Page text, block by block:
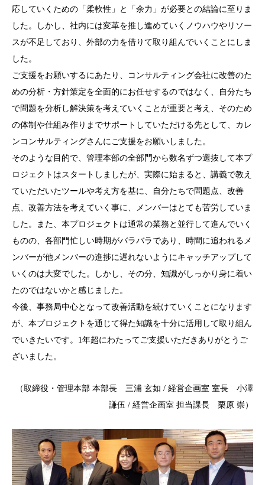
応していくための「柔軟性」と「余力」が必要との結論に至りま
した。しかし、社内には変革を推し進めていくノウハウやリソー
スが不足しており、外部の力を借りて取り組んでいくことにしま
した。
ご支援をお願いするにあたり、コンサルティング会社に改善のた
めの分析・方針策定を全面的にお任せするのではなく、自分たち
で問題を分析し解決策を考えていくことが重要と考え、そのため
の体制や仕組み作りまでサポートしていただける先として、カレ
ンコンサルティングさんにご支援をお願いしました。
そのような目的で、管理本部の全部門から数名ずつ選抜して本プ
ロジェクトはスタートしましたが、実際に始まると、講義で教え
ていただいたツールや考え方を基に、自分たちで問題点、改善
点、改善方法を考えていく事に、メンバーはとても苦労していま
した。また、本プロジェクトは通常の業務と並行して進んでいく
ものの、各部門忙しい時期がバラバラであり、時間に追われるメ
ンバーが他メンバーの進捗に遅れないようにキャッチアップして
いくのは大変でした。しかし、その分、知識がしっかり身に着い
たのではないかと感じました。
今後、事務局中心となって改善活動を続けていくことになります
が、本プロジェクトを通じて得た知識を十分に活用して取り組ん
でいきたいです。1年超にわたってご支援いただきありがとうご
ざいました。
（取締役・管理本部 本部長 三浦 玄如 / 経営企画室 室長 小澤
謙伍 / 経営企画室 担当課長 栗原 崇）